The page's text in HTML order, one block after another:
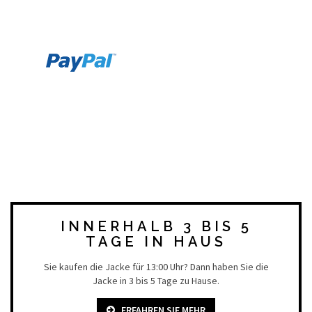
INNERHALB 3 BIS 5
TAGE IN HAUS
Sie kaufen die Jacke für 13:00 Uhr? Dann haben Sie die
Jacke in 3 bis 5 Tage zu Hause.